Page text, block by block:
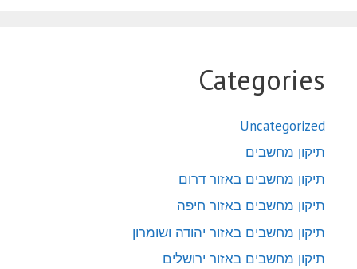
Categories
Uncategorized
תיקון מחשבים
תיקון מחשבים באזור דרום
תיקון מחשבים באזור חיפה
תיקון מחשבים באזור יהודה ושומרון
תיקון מחשבים באזור ירושלים